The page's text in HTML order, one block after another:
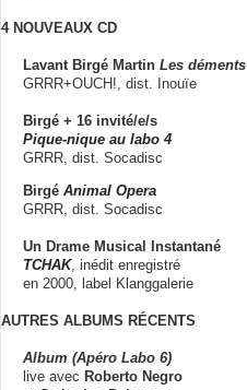
4 NOUVEAUX CD
Lavant Birgé Martin Les déments
GRRR+OUCH!, dist. Inouïe
Birgé + 16 invité/e/s
Pique-nique au labo 4
GRRR, dist. Socadisc
Birgé Animal Opera
GRRR, dist. Socadisc
Un Drame Musical Instantané
TCHAK, inédit enregistré
en 2000, label Klanggalerie
AUTRES ALBUMS RÉCENTS
Album (Apéro Labo 6)
live avec Roberto Negro